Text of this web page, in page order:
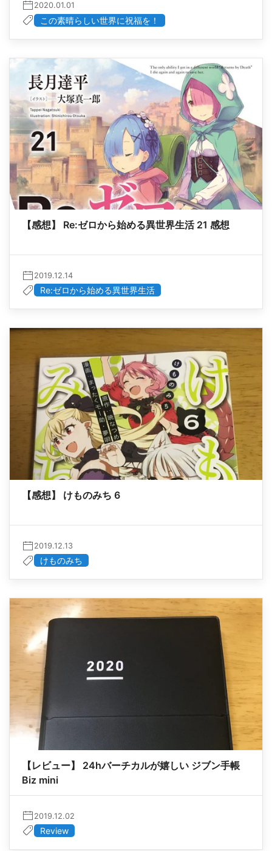
2020.01.01
この素晴らしい世界に祝福を！
【感想】 Re:ゼロから始める異世界生活 21 感想
2019.12.14
Re:ゼロから始める異世界生活
【感想】 けものみち 6
2019.12.13
けものみち
【レビュー】 24hバーチカルが嬉しい ジブン手帳
Biz mini
2019.12.02
Review